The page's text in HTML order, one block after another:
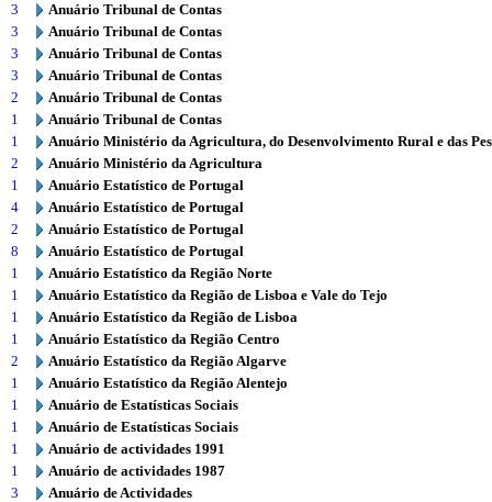
3
Anuário Tribunal de Contas
3
Anuário Tribunal de Contas
3
Anuário Tribunal de Contas
3
Anuário Tribunal de Contas
2
Anuário Tribunal de Contas
1
Anuário Tribunal de Contas
1
Anuário Ministério da Agricultura, do Desenvolvimento Rural e das
2
Anuário Ministério da Agricultura
1
Anuário Estatístico de Portugal
4
Anuário Estatístico de Portugal
2
Anuário Estatístico de Portugal
8
Anuário Estatístico de Portugal
1
Anuário Estatístico da Região Norte
1
Anuário Estatístico da Região de Lisboa e Vale do Tejo
1
Anuário Estatístico da Região de Lisboa
1
Anuário Estatístico da Região Centro
2
Anuário Estatístico da Região Algarve
1
Anuário Estatístico da Região Alentejo
1
Anuário de Estatísticas Sociais
1
Anuário de Estatísticas Sociais
1
Anuário de actividades 1991
1
Anuário de actividades 1987
3
Anuário de Actividades